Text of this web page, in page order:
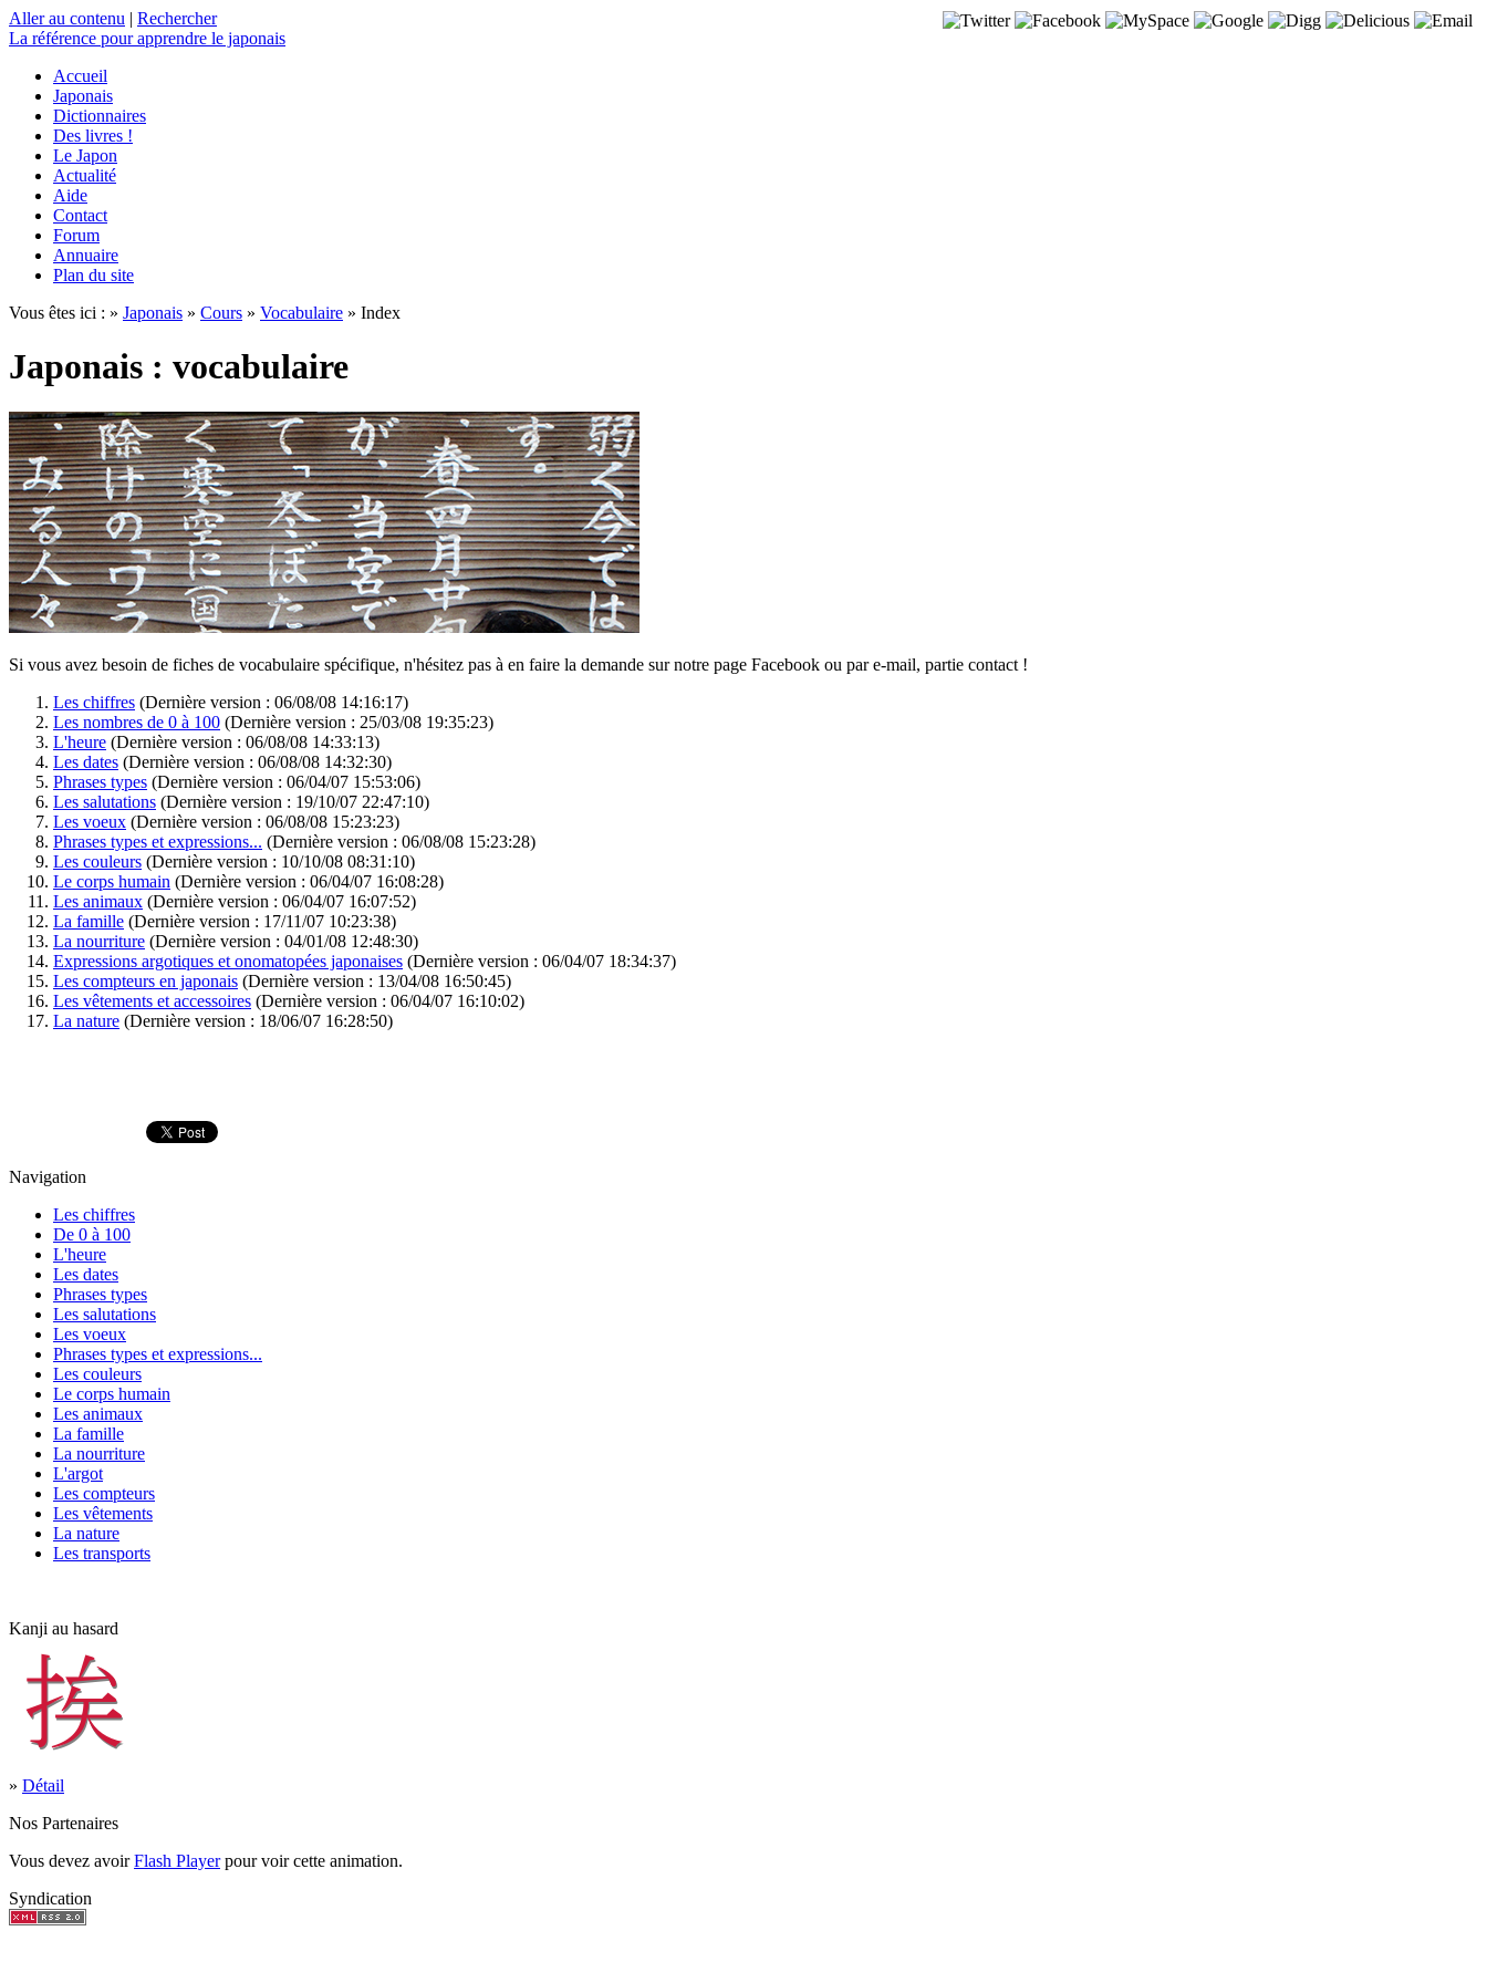
Aller au contenu | Rechercher
La référence pour apprendre le japonais
Accueil
Japonais
Dictionnaires
Des livres !
Le Japon
Actualité
Aide
Contact
Forum
Annuaire
Plan du site
Vous êtes ici : » Japonais » Cours » Vocabulaire » Index
Japonais : vocabulaire
Si vous avez besoin de fiches de vocabulaire spécifique, n'hésitez pas à en faire la demande sur notre page Facebook ou par e-mail, partie contact !
Les chiffres (Dernière version : 06/08/08 14:16:17)
Les nombres de 0 à 100 (Dernière version : 25/03/08 19:35:23)
L'heure (Dernière version : 06/08/08 14:33:13)
Les dates (Dernière version : 06/08/08 14:32:30)
Phrases types (Dernière version : 06/04/07 15:53:06)
Les salutations (Dernière version : 19/10/07 22:47:10)
Les voeux (Dernière version : 06/08/08 15:23:23)
Phrases types et expressions... (Dernière version : 06/08/08 15:23:28)
Les couleurs (Dernière version : 10/10/08 08:31:10)
Le corps humain (Dernière version : 06/04/07 16:08:28)
Les animaux (Dernière version : 06/04/07 16:07:52)
La famille (Dernière version : 17/11/07 10:23:38)
La nourriture (Dernière version : 04/01/08 12:48:30)
Expressions argotiques et onomatopées japonaises (Dernière version : 06/04/07 18:34:37)
Les compteurs en japonais (Dernière version : 13/04/08 16:50:45)
Les vêtements et accessoires (Dernière version : 06/04/07 16:10:02)
La nature (Dernière version : 18/06/07 16:28:50)
Navigation
Les chiffres
De 0 à 100
L'heure
Les dates
Phrases types
Les salutations
Les voeux
Phrases types et expressions...
Les couleurs
Le corps humain
Les animaux
La famille
La nourriture
L'argot
Les compteurs
Les vêtements
La nature
Les transports
Kanji au hasard
» Détail
Nos Partenaires
Vous devez avoirFlash Playerpour voir cette animation.
Syndication